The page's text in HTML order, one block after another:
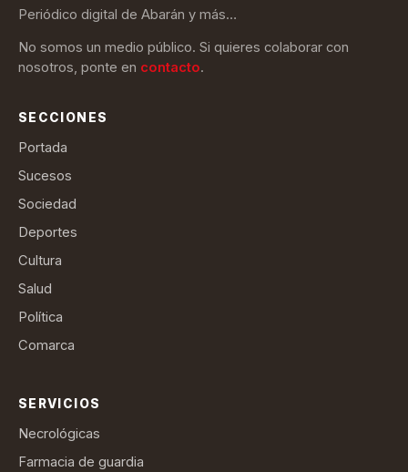
Periódico digital de Abarán y más…
No somos un medio público. Si quieres colaborar con
nosotros, ponte en contacto.
SECCIONES
Portada
Sucesos
Sociedad
Deportes
Cultura
Salud
Política
Comarca
SERVICIOS
Necrológicas
Farmacia de guardia